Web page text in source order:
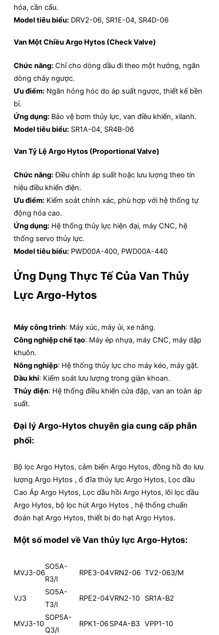
hóa, cần cẩu.
Model tiêu biểu: DRV2-06, SR1E-04, SR4D-06
Van Một Chiều Argo Hytos (Check Valve)
Chức năng: Chỉ cho dòng dầu đi theo một hướng, ngăn
dòng chảy ngược.
Ưu điểm: Ngăn hỏng hóc do áp suất ngược, thiết kế bền
bỉ.
Ứng dụng: Bảo vệ bơm thủy lực, van điều khiển, xilanh.
Model tiêu biểu: SR1A-04, SR4B-06
Van Tỷ Lệ Argo Hytos (Proportional Valve)
Chức năng:Điều chỉnh áp suất hoặc lưu lượng theo tín
hiệu điều khiển điện.
Ưu điểm: Kiểm soát chính xác, phù hợp với hệ thống tự
động hóa cao.
Ứng dụng: Hệ thống thủy lực hiện đại, máy CNC, hệ
thống servo thủy lực.
Model tiêu biểu: PWD00A-400, PWD00A-440
Ứng Dụng Thực Tế Của Van Thủy
Lực Argo-Hytos
Máy công trình: Máy xúc, máy ủi, xe nâng.
Công nghiệp chế tạo: Máy ép nhựa, máy CNC, máy dập
khuôn.
Nông nghiệp: Hệ thống thủy lực cho máy kéo, máy gặt.
Dầu khí: Kiểm soát lưu lượng trong giàn khoan.
Thủy điện: Hệ thống điều khiển cửa đập, van an toàn áp
suất.
Đại lý Argo-Hytos chuyên gia cung cấp phân
phối:
Bộ lọc Argo Hytos, cảm biến Argo Hytos, đồng hồ đo lưu
lượng Argo Hytos , ổ đĩa thủy lực Argo Hytos, Lọc dầu
Cao Áp Argo Hytos, Lọc dầu hồi Argo Hytos, lõi lọc dầu
Argo Hytos, bộ lọc hút Argo Hytos , hệ thống chuẩn
đoán hạt Argo Hytos, thiết bị đo hạt Argo Hytos.
Một số model về Van thủy lực Argo-Hytos:
MVJ3-06
SO5A-
R3/l
RPE3-04VRN2-06 TV2-063/M
VJ3
SO5A-
T3/l
RPE2-04VRN2-10 SR1A-B2
MVJ3-10
SOP5A-
Q3/l
RPK1-06 SP4A-B3 VPP1-10